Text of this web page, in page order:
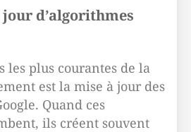
jour d’algorithmes
les plus courantes de la
est la mise à jour des
Quand ces
ils créent souvent